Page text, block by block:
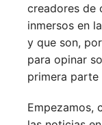
creadores de
inmersos en
y que son,
para opinar
primera parte
Empezamos,